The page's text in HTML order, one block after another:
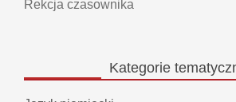
Rekcja czasownika
Kategorie